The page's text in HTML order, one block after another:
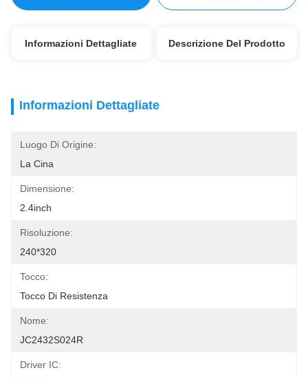
Informazioni Dettagliate Descrizione Del Prodotto
Informazioni Dettagliate
Luogo Di Origine:
La Cina
Dimensione:
2.4inch
Risoluzione:
240*320
Tocco:
Tocco Di Resistenza
Nome:
JC2432S024R
Driver IC: